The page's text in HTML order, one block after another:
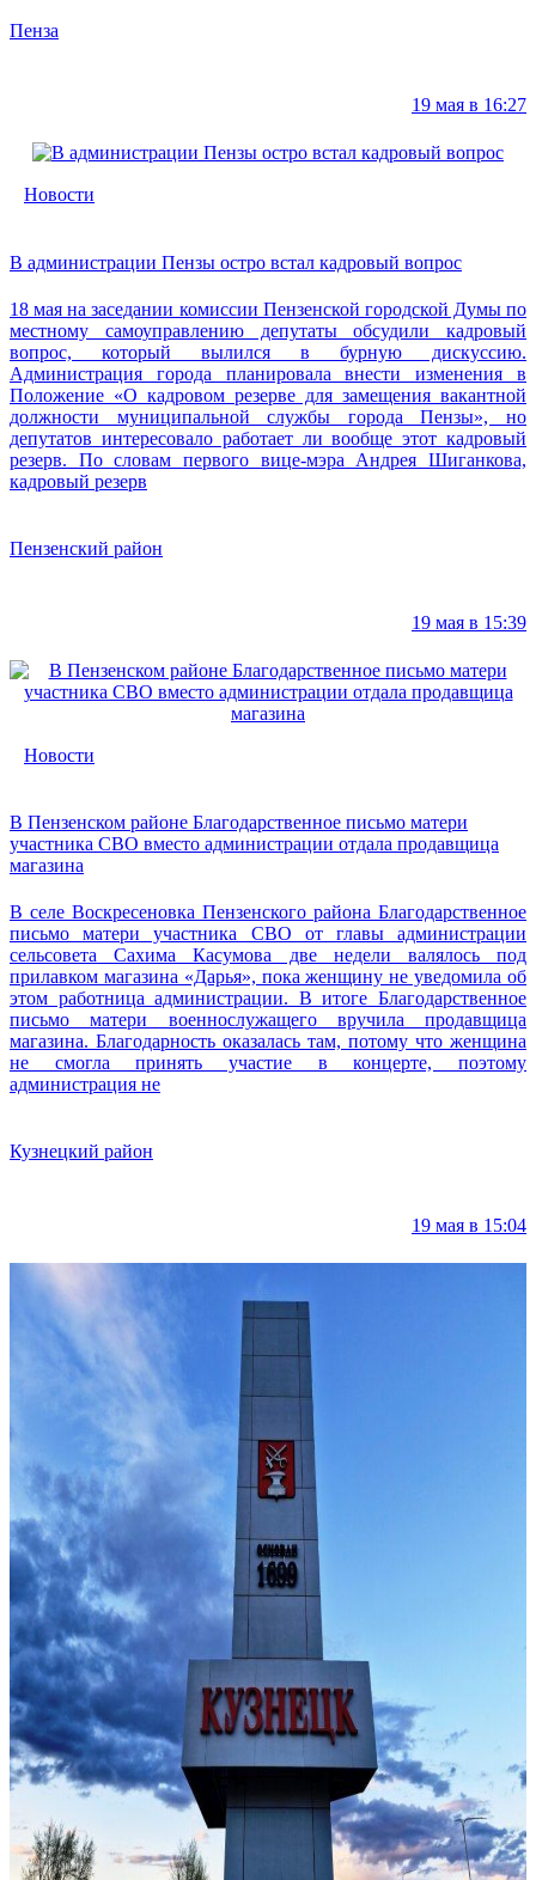
Пенза
19 мая в 16:27
Новости
В администрации Пензы остро встал кадровый вопрос
18 мая на заседании комиссии Пензенской городской Думы по
местному самоуправлению депутаты обсудили кадровый
вопрос, который вылился в бурную дискуссию.
Администрация города планировала внести изменения в
Положение «О кадровом резерве для замещения вакантной
должности муниципальной службы города Пензы», но
депутатов интересовало работает ли вообще этот кадровый
резерв. По словам первого вице-мэра Андрея Шиганкова,
кадровый резерв
Пензенский район
19 мая в 15:39
Новости
В Пензенском районе Благодарственное письмо матери
участника СВО вместо администрации отдала продавщица
магазина
В селе Воскресеновка Пензенского района Благодарственное
письмо матери участника СВО от главы администрации
сельсовета Сахима Касумова две недели валялось под
прилавком магазина «Дарья», пока женщину не уведомила об
этом работница администрации. В итоге Благодарственное
письмо матери военнослужащего вручила продавщица
магазина. Благодарность оказалась там, потому что женщина
не смогла принять участие в концерте, поэтому
администрация не
Кузнецкий район
19 мая в 15:04